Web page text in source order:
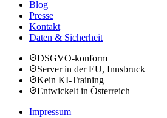
Blog
Presse
Kontakt
Daten & Sicherheit
DSGVO-konform
Server in der EU, Innsbruck
Kein KI-Training
Entwickelt in Österreich
Impressum